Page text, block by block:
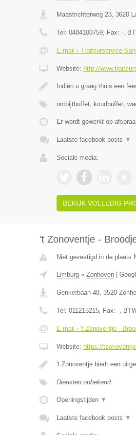
Maastrichterweg 23, 3620
Tel: 0484100759, Fax: -,
E-mail › Traiteurservice-
Website: http://
Indien u graag thuis een
ontbijtbuffet, koudbuffet,
Er wordt gewerkt op
Laatste facebook posts ▼
Sociale media:
BEKIJK VOLLEDIG
't Zonoventje -
Niet gevestigd in de plaats
Limburg» Zonhoven|
Genkerbaan 48, 3520
Tel: 011215215, Fax: -,
E-mail › 't Zonoventje -
Website: https://
't Zonoventje biedt een
Diensten onbekend
Openingstijden ▼
Laatste facebook posts ▼